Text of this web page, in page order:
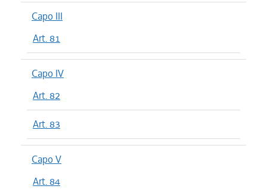
Capo III
Art. 81
Capo IV
Art. 82
Art. 83
Capo V
Art. 84